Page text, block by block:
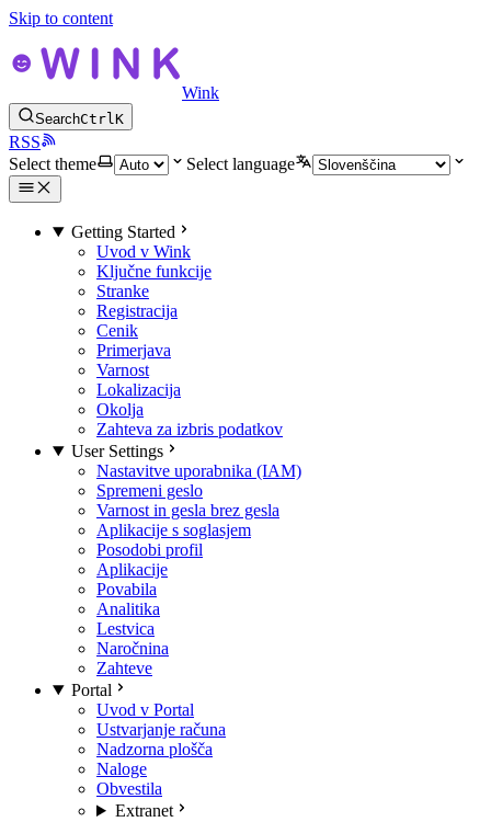
Skip to content
Wink
SearchCtrlK
RSS
Select theme
Select language
Getting Started
Uvod v Wink
Ključne funkcije
Stranke
Registracija
Cenik
Primerjava
Varnost
Lokalizacija
Okolja
Zahteva za izbris podatkov
User Settings
Nastavitve uporabnika (IAM)
Spremeni geslo
Varnost in gesla brez gesla
Aplikacije s soglasjem
Posodobi profil
Aplikacije
Povabila
Analitika
Lestvica
Naročnina
Zahteve
Portal
Uvod v Portal
Ustvarjanje računa
Nadzorna plošča
Naloge
Obvestila
Extranet